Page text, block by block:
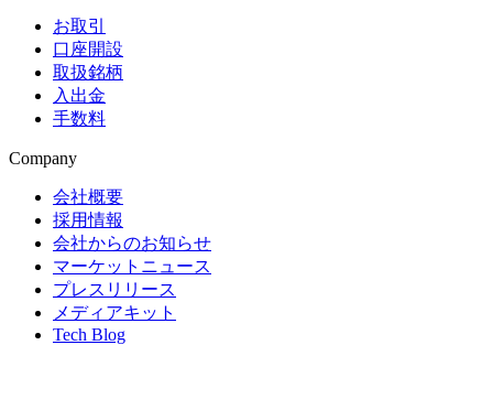
お取引
口座開設
取扱銘柄
入出金
手数料
Company
会社概要
採用情報
会社からのお知らせ
マーケットニュース
プレスリリース
メディアキット
Tech Blog